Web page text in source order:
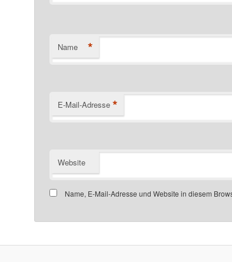
Name *
E-Mail-Adresse *
Website
Name, E-Mail-Adresse und Website in diesem